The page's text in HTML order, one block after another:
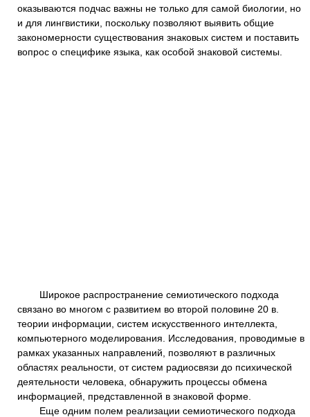
оказываются подчас важны не только для самой биологии, но
и для лингвистики, поскольку позволяют выявить общие
закономерности существования знаковых систем и поставить
вопрос о специфике языка, как особой знаковой системы.
Широкое распространение семиотического подхода
связано во многом с развитием во второй половине 20 в.
теории информации, систем искусственного интеллекта,
компьютерного моделирования. Исследования, проводимые в
рамках указанных направлений, позволяют в различных
областях реальности, от систем радиосвязи до психической
деятельности человека, обнаружить процессы обмена
информацией, представленной в знаковой форме.
Еще одним полем реализации семиотического подхода